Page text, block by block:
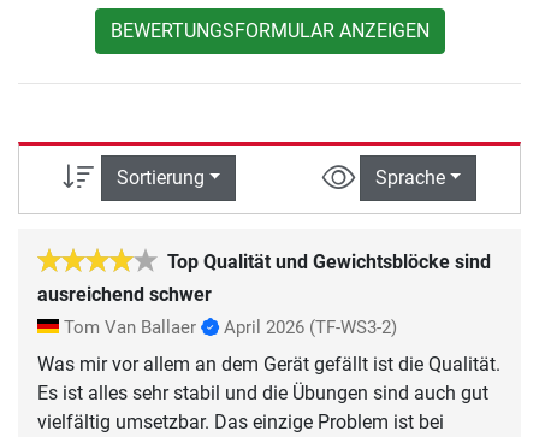
BEWERTUNGSFORMULAR ANZEIGEN
Sortierung Sprache
Top Qualität und Gewichtsblöcke sind
ausreichend schwer
Tom Van Ballaer April 2026 (TF-WS3-2)
Was mir vor allem an dem Gerät gefällt ist die Qualität.
Es ist alles sehr stabil und die Übungen sind auch gut
vielfältig umsetzbar. Das einzige Problem ist bei